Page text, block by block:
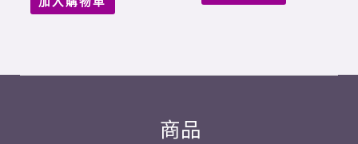
商品